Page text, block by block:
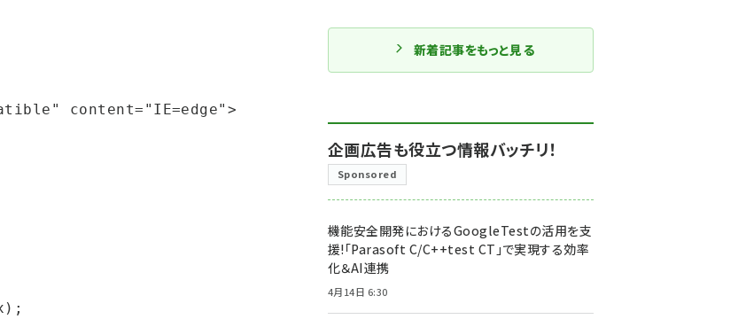
新着記事をもっと見る
企画広告も役立つ情報バッチリ！
Sponsored
機能安全開発におけるGoogleTestの活用を支
援!「Parasoft C/C++test CT」で実現する効率
化＆AI連携
4月14日 6:30